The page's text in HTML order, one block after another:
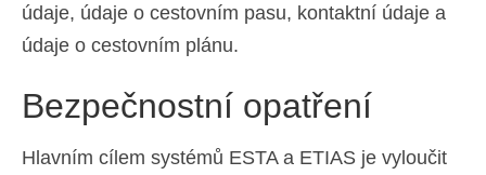
údaje, údaje o cestovním pasu, kontaktní údaje a
údaje o cestovním plánu.
Bezpečnostní opatření
Hlavním cílem systémů ESTA a ETIAS je vyloučit